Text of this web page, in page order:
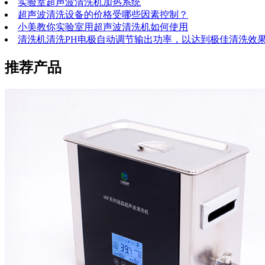
超声波清洗设备的价格受哪些因素控制？
小美教你实验室用超声波清洗机如何使用
清洗机清洗PH电极自动调节输出功率，以达到极佳清洗效
推荐产品